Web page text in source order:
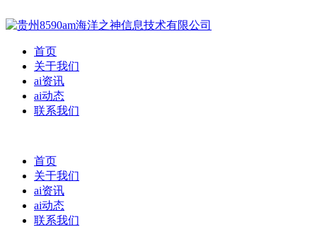
首页
关于我们
ai资讯
ai动态
联系我们
首页
关于我们
ai资讯
ai动态
联系我们